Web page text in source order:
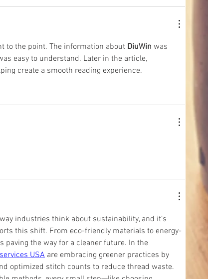
to the point. The information about DiuWin was
easy to understand. Later in the article,
create a smooth reading experience.
industries think about sustainability, and it’s
this shift. From eco-friendly materials to energy-
paving the way for a cleaner future. In the
USA are embracing greener practices by
optimized stitch counts to reduce thread waste.